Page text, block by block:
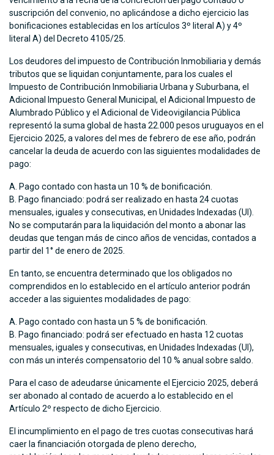
suscripción del convenio, no aplicándose a dicho ejercicio las
bonificaciones establecidas en los artículos 3º literal A) y 4º
literal A) del Decreto 4105/25.
Los deudores del impuesto de Contribución Inmobiliaria y demás
tributos que se liquidan conjuntamente, para los cuales el
Impuesto de Contribución Inmobiliaria Urbana y Suburbana, el
Adicional Impuesto General Municipal, el Adicional Impuesto de
Alumbrado Público y el Adicional de Videovigilancia Pública
representó la suma global de hasta 22.000 pesos uruguayos en el
Ejercicio 2025, a valores del mes de febrero de ese año, podrán
cancelar la deuda de acuerdo con las siguientes modalidades de
pago:
Pago contado con hasta un 10 % de bonificación.
Pago financiado: podrá ser realizado en hasta 24 cuotas
mensuales, iguales y consecutivas, en Unidades Indexadas (UI).
No se computarán para la liquidación del monto a abonar las
deudas que tengan más de cinco años de vencidas, contados a
partir del 1° de enero de 2025.
En tanto, se encuentra determinado que los obligados no
comprendidos en lo establecido en el artículo anterior podrán
acceder a las siguientes modalidades de pago:
Pago contado con hasta un 5 % de bonificación.
Pago financiado: podrá ser efectuado en hasta 12 cuotas
mensuales, iguales y consecutivas, en Unidades Indexadas (UI),
con más un interés compensatorio del 10 % anual sobre saldo.
Para el caso de adeudarse únicamente el Ejercicio 2025, deberá
ser abonado al contado de acuerdo a lo establecido en el
Artículo 2º respecto de dicho Ejercicio.
El incumplimiento en el pago de tres cuotas consecutivas hará
caer la financiación otorgada de pleno derecho,